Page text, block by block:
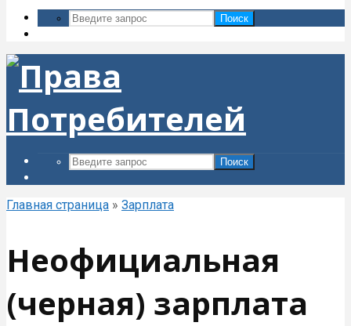
Поиск
Поиск
Главная страница » Зарплата
Неофициальная
(черная) зарплата